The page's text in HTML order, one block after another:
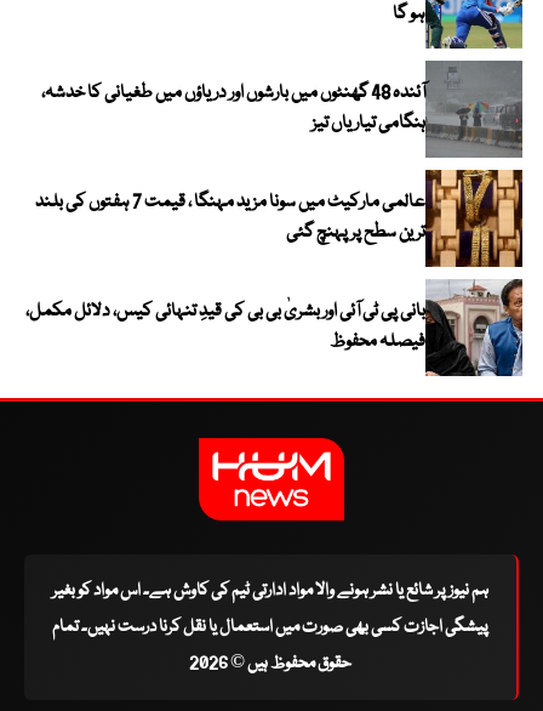
ہو گا
آئندہ 48 گھنٹوں میں بارشوں اور دریاؤں میں طغیانی کا خدشہ،
ہنگامی تیاریاں تیز
عالمی مارکیٹ میں سونا مزید مہنگا ، قیمت 7 ہفتوں کی بلند
ترین سطح پر پہنچ گئی
بانی پی ٹی آئی اور بشریٰ بی بی کی قیدِ تنہائی کیس، دلائل مکمل،
فیصلہ محفوظ
ہم نیوز پر شائع یا نشر ہونے والا مواد ادارتی ٹیم کی کاوش ہے۔ اس مواد کو بغیر
پیشگی اجازت کسی بھی صورت میں استعمال یا نقل کرنا درست نہیں۔ تمام
حقوق محفوظ ہیں © 2026